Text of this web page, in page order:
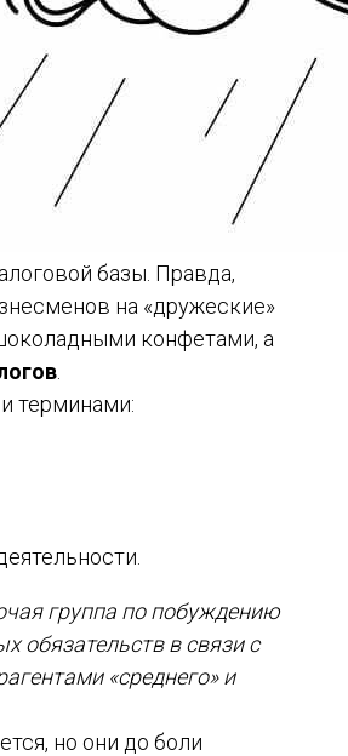
базы. Правда,
на «дружеские»
конфетами, а
терминами:
группа по побуждению
обязательств в связи с
«среднего» и
но они до боли